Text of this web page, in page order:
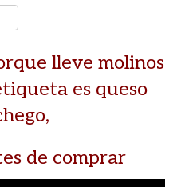
lleve molinos
es queso
de comprar